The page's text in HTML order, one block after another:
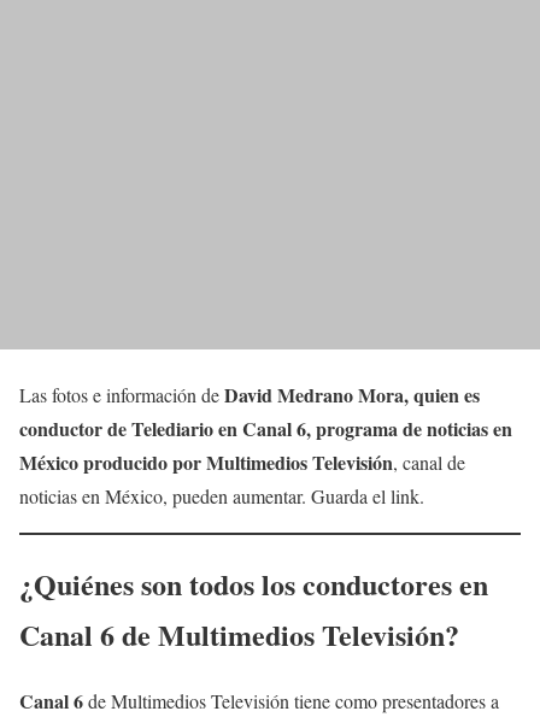
Las fotos e información deDavid MedranoMora, quien es
conductor de Telediario en Canal 6, programa de noticias en
México producido por Multimedios Televisión, canal de
noticias en México, pueden aumentar. Guarda el link.
¿Quiénes son todos los conductoresen
Canal 6de Multimedios Televisión?
Canal 6de Multimedios Televisión tiene como presentadores a